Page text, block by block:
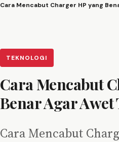
Cara Mencabut Charger HP yang
TEKNOLOGI
Cara Mencabut
Benar Agar Awet
Cara Mencabut